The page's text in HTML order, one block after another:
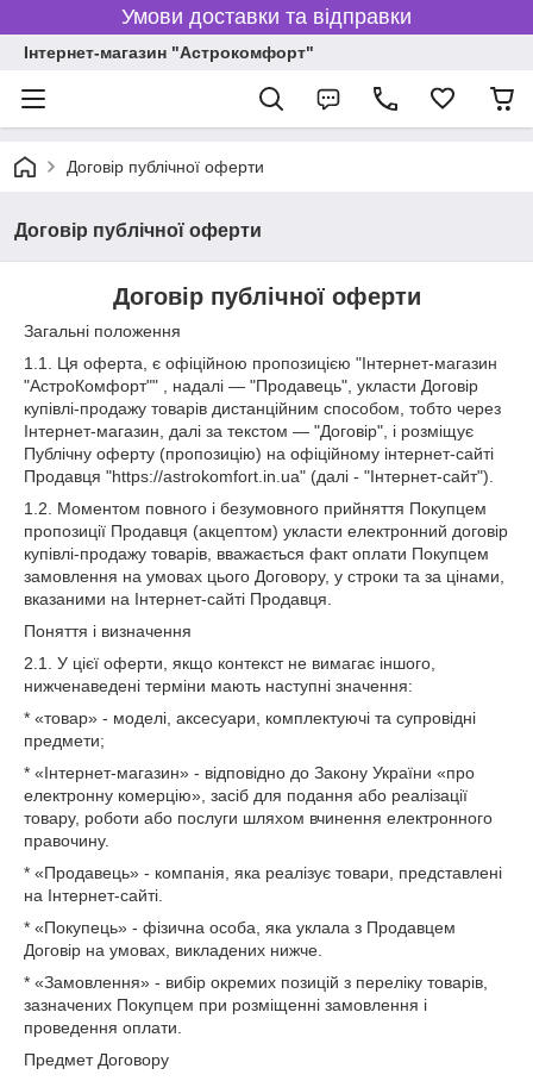
Умови доставки та відправки
Інтернет-магазин "Астрокомфорт"
Договір публічної оферти
Договір публічної оферти
Договір публічної оферти
Загальні положення
1.1. Ця оферта, є офіційною пропозицією "Інтернет-магазин
"АстроКомфорт"" , надалі — "Продавець", укласти Договір
купівлі-продажу товарів дистанційним способом, тобто через
Інтернет-магазин, далі за текстом — "Договір", і розміщує
Публічну оферту (пропозицію) на офіційному інтернет-сайті
Продавця "https://astrokomfort.in.ua" (далі - "Інтернет-сайт").
1.2. Моментом повного і безумовного прийняття Покупцем
пропозиції Продавця (акцептом) укласти електронний договір
купівлі-продажу товарів, вважається факт оплати Покупцем
замовлення на умовах цього Договору, у строки та за цінами,
вказаними на Інтернет-сайті Продавця.
Поняття і визначення
2.1. У цієї оферти, якщо контекст не вимагає іншого,
нижченаведені терміни мають наступні значення:
* «товар» - моделі, аксесуари, комплектуючі та супровідні
предмети;
* «Інтернет-магазин» - відповідно до Закону України «про
електронну комерцію», засіб для подання або реалізації
товару, роботи або послуги шляхом вчинення електронного
правочину.
* «Продавець» - компанія, яка реалізує товари, представлені
на Інтернет-сайті.
* «Покупець» - фізична особа, яка уклала з Продавцем
Договір на умовах, викладених нижче.
* «Замовлення» - вибір окремих позицій з переліку товарів,
зазначених Покупцем при розміщенні замовлення і
проведення оплати.
Предмет Договору